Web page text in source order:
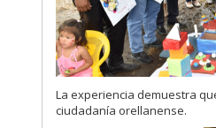
La experiencia demuestra
ciudadanía orellanense.